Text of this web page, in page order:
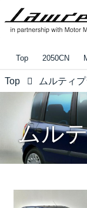
Top 2050CN
Top ムルティプ
ムル